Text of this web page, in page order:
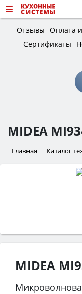
Отзывы Оплата
Сертификаты
MIDEA
Главная Каталог
MIDEA